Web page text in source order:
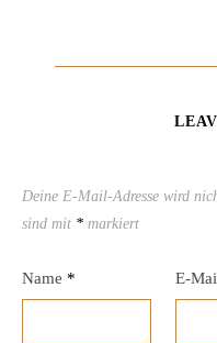
Deine E-Mail-Adresse wird
sind mit * markiert
Name * E-